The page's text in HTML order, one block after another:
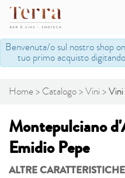
Benvenuta/o sul nostro shop
tuo primo acquisto
Home Catalogo Vini
Montepulciano
Emidio Pepe
ALTRE CARATTERISTICHE